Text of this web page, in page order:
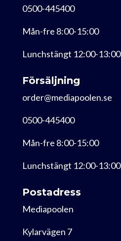
0500-445400
Mån-fre 8:00-15:00
Lunchstängt 12:00-13:00
Försäljning
order@mediapoolen.se
0500-445400
Mån-fre 8:00-15:00
Lunchstängt 12:00-13:00
Postadress
Mediapoolen
Kylarvägen 7